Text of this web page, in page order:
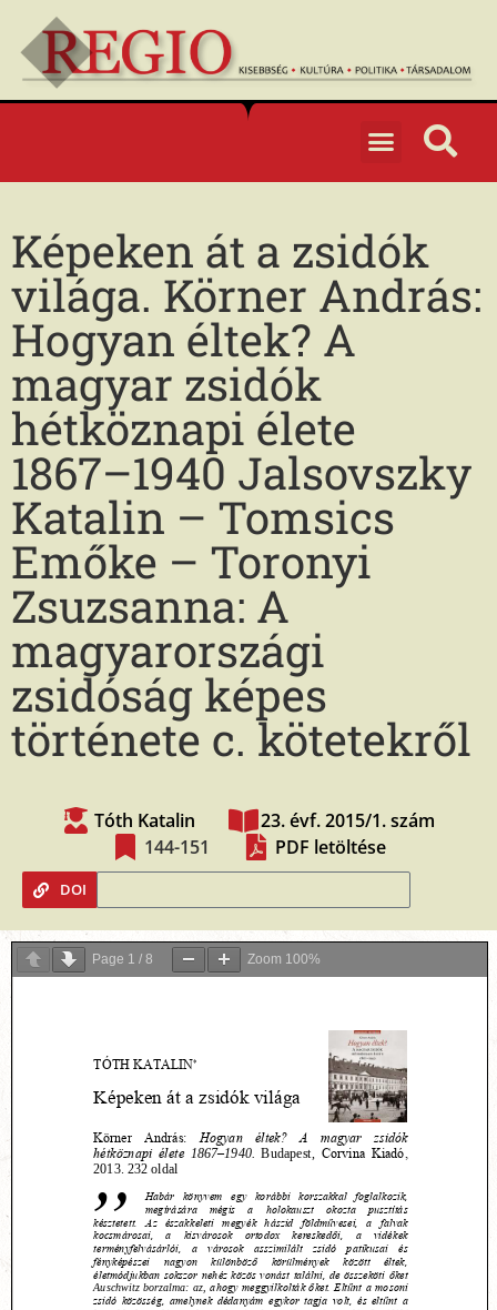
Képeken át a zsidók
világa. Körner András:
Hogyan éltek? A
magyar zsidók
hétköznapi élete
1867–1940 Jalsovszky
Katalin – Tomsics
Emőke – Toronyi
Zsuzsanna: A
magyarországi
zsidóság képes
története c. kötetekről
Tóth Katalin
23. évf. 2015/1. szám
144-151
PDF letöltése
DOI
Page 1 / 8 Zoom 100%